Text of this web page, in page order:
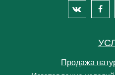
Продажа